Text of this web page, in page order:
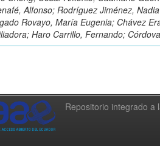
Alfonso; Rodríguez Jiménez,
Rovayo, María Eugenia; Chávez
Haro Carrillo, Fernando;
Repositorio integrado a